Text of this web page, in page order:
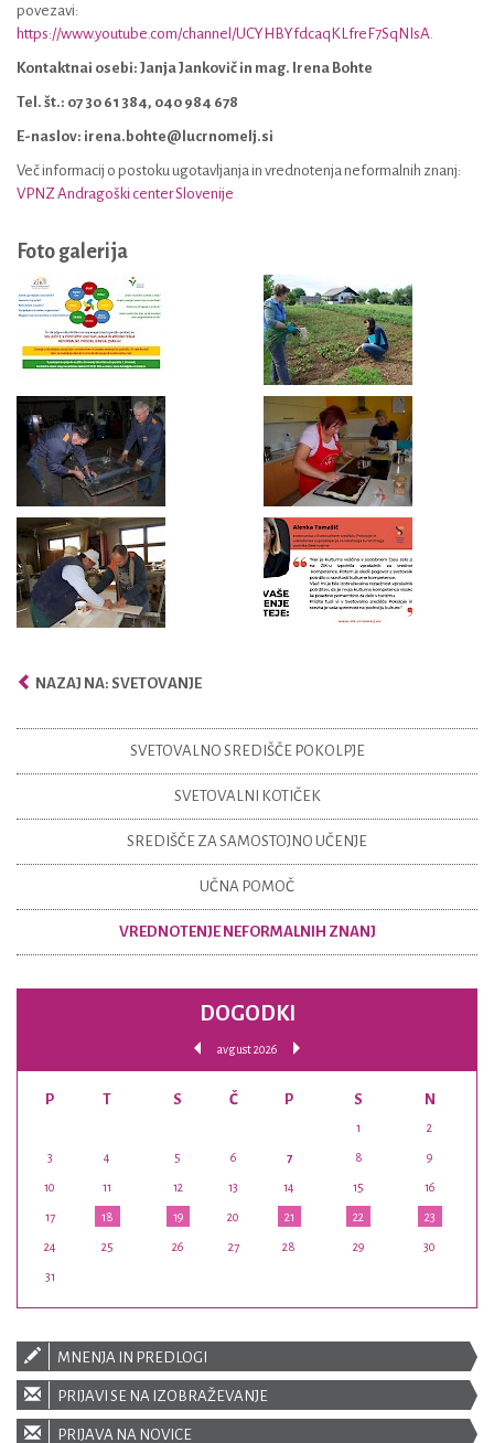
povezavi:
https://www.youtube.com/channel/UCYHBYfdcaqKLfreF7SqNIsA.
Kontaktnai osebi: Janja Jankovič in mag. Irena Bohte
Tel. št.: 07 30 61 384, 040 984 678
E-naslov: irena.bohte@lucrnomelj.si
Več informacij o postoku ugotavljanja in vrednotenja neformalnih znanj:
VPNZ Andragoški center Slovenije
Foto galerija
NAZAJ NA: SVETOVANJE
SVETOVALNO SREDIŠČE POKOLPJE
SVETOVALNI KOTIČEK
SREDIŠČE ZA SAMOSTOJNO UČENJE
UČNA POMOČ
VREDNOTENJE NEFORMALNIH ZNANJ
DOGODKI
avgust 2026
P T S Č P S N
1 2
3 4 5 6 7 8 9
10 11 12 13 14 15 16
17 18 19 20 21 22 23
24 25 26 27 28 29 30
31
MNENJA IN PREDLOGI
PRIJAVI SE NA IZOBRAŽEVANJE
PRIJAVA NA NOVICE